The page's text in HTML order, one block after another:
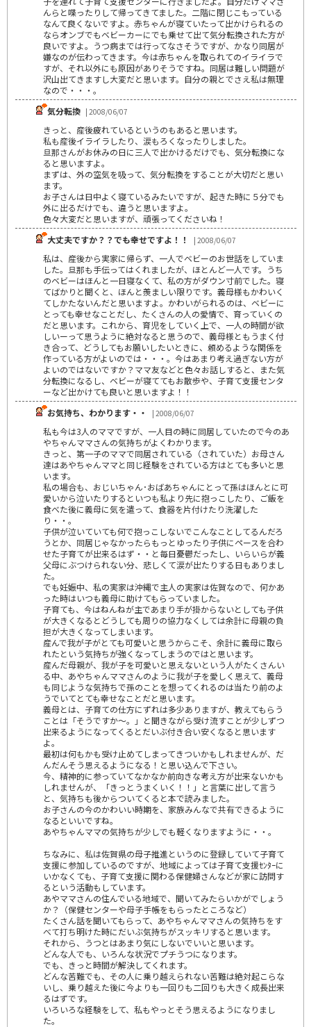
んらと喋ったりして帰ってきてました。二階に閉じこもっている
なんて良くないですよ。赤ちゃんが寝ていたって出かけられるの
ならオンブでもベビーカーにでも乗せて出て気分転換された方が
良いですよ。うつ病までは行ってなさそうですが、かなり同居が
嫌なのが伝わってきます。今は赤ちゃんを取られてのイライラで
すが、それ以外にも原因がありそうですね。同居は難しい問題が
沢山出てきますし大変だと思います。自分の親とでさえ私は無理
なので・・・。
気分転換 | 2008/06/07
きっと、産後疲れているというのもあると思います。
私も産後イライラしたり、涙もろくなったりしました。
旦那さんがお休みの日に三人で出かけるだけでも、気分転換にな
ると思いますよ。
まずは、外の空気を吸って、気分転換をすることが大切だと思い
ます。
お子さんは日中よく寝ているみたいですが、起きた時に５分でも
外に出るだけでも、違うと思いますよ。
色々大変だと思いますが、頑張ってくださいね！
大丈夫ですか？？でも幸せですよ！！
| 2008/06/07
私は、産後から実家に帰らず、一人でベビーのお世話をしていま
した。旦那も手伝ってはくれましたが、ほとんど一人です。うち
のベビーはほんと一日寝なくて、私の方がダウン寸前でした。寝
てばかりと聞くと、ほんと羨ましい限りです。義母様もかわいく
てしかたないんだと思いますよ。かわいがられるのは、ベビーに
とっても幸せなことだし、たくさんの人の愛情で、育っていくの
だと思います。これから、育児をしていく上で、一人の時間が欲
しいーって思うように絶対なると思うので、義母様ともうまく付
き合って、どうしてもお願いしたいときに、頼めるような関係を
作っている方がよいのでは・・・。今はあまり考え過ぎない方が
よいのではないですか？ママ友などと色々お話しすると、また気
分転換になるし、ベビーが寝ててもお散歩や、子育て支援センタ
ーなど出かけても良いと思いますよ！！
お気持ち、わかります・・
| 2008/06/07
私も今は3人のママですが、一人目の時に同居していたので今のあ
やちゃんママさんの気持ちがよくわかります。
きっと、第一子のママで同居されている（されていた）お母さん
達はあやちゃんママと同じ経験をされている方はとても多いと思
います。
私の場合も、おじいちゃん･おばあちゃんにとって孫はほんとに可
愛いから泣いたりするといつも私より先に抱っこしたり、ご飯を
食べた後に義母に気を遣って、食器を片付けたり洗濯した
り・・。
子供が泣いていても何で抱っこしないでこんなことしてるんだろ
うとか、同居じゃなかったらもっとゆったり子供にペースを合わ
せた子育てが出来るはず・・と毎日憂鬱だったし、いらいらが義
父母にぶつけられない分、悲しくて涙が出たりする日もありまし
た。
でも妊娠中、私の実家は沖縄で主人の実家は佐賀なので、何かあ
った時はいつも義母に助けてもらっていました。
子育ても、今はねんねが主であまり手が掛からないとしても子供
が大きくなるとどうしても周りの協力なくしては余計に母親の負
担が大きくなってしまいます。
産んで我が子がとても可愛いと思うからこそ、余計に義母に取ら
れたという気持ちが強くなってしまうのではと思います。
産んだ母親が、我が子を可愛いと思えないという人がたくさんい
る中、あやちゃんママさんのように我が子を愛しく思えて、義母
も同じような気持ちで孫のことを想ってくれるのは当たり前のよ
うでいてとても幸せなことだと思います。
義母とは、子育ての仕方にずれは多少ありますが、教えてもらう
ことは「そうですか～。」と聞きながら受け流すことが少しずつ
出来るようになってくるとだいぶ付き合い安くなると思います
よ。
最初は何もかも受け止めてしまってきついかもしれませんが、だ
んだんそう思えるようになる！と思い込んで下さい。
今、精神的に参っていてなかなか前向きな考え方が出来ないかも
しれませんが、「きっとうまくいく！！」と言葉に出して言う
と、気持ちも後からついてくると本で読みました。
お子さんの今のかわいい時期を、家族みんなで共有できるように
なるといいですね。
あやちゃんママの気持ちが少しでも軽くなりますように・・。
ちなみに、私は佐賀県の母子推進というのに登録していて子育て
支援に参加しているのですが、地域によっては子育て支援ｾﾝﾀｰに
いかなくても、子育て支援に関わる保健婦さんなどが家に訪問す
るという活動もしています。
あやママさんの住んでいる地域で、聞いてみたらいかがでしょう
か？（保健センターや母子手帳をもらったところなど）
たくさん話を聞いてもらって、あやちゃんママさんの気持ちをす
べて打ち明けた時にだいぶ気持ちがスッキリすると思います。
それから、うつとはあまり気にしないでいいと思います。
どんな人でも、いろんな状況でプチうつになります。
でも、きっと時間が解決してくれます。
どんな苦難でも、その人に乗り越えられない苦難は絶対起こらな
いし、乗り越えた後に今よりも一回りも二回りも大きく成長出来
るはずです。
いろいろな経験をして、私もやっとそう思えるようになりまし
た。